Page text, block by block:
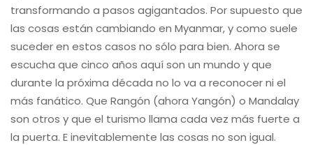
transformando a pasos agigantados. Por supuesto que
las cosas están cambiando en Myanmar, y como suele
suceder en estos casos no sólo para bien. Ahora se
escucha que cinco años aquí son un mundo y que
durante la próxima década no lo va a reconocer ni el
más fanático. Que Rangón (ahora Yangón) o Mandalay
son otros y que el turismo llama cada vez más fuerte a
la puerta. E inevitablemente las cosas no son igual.